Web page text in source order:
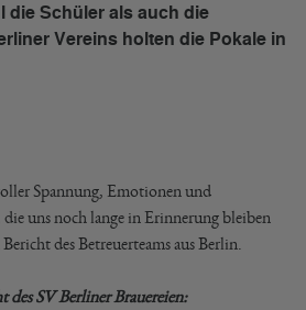
die Schüler als auch die
Vereins holten die Pokale in
Spannung, Emotionen und
uns noch lange in Erinnerung bleiben
des Betreuerteams aus Berlin.
SV Berliner Brauereien: